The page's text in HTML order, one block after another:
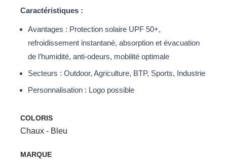
Caractéristiques :
Avantages : Protection solaire UPF 50+,
refroidissement instantané, absorption et évacuation
de l’humidité, anti-odeurs, mobilité optimale
Secteurs : Outdoor, Agriculture, BTP, Sports, Industrie
Personnalisation : Logo possible
COLORIS
Chaux - Bleu
MARQUE